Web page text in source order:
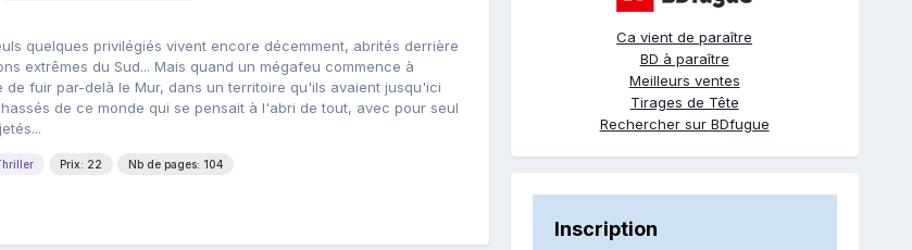
quelques privilégiés vivent encore décemment, abrités derrière
extrêmes du Sud... Mais quand un mégafeu commence à
fuir par-delà le Mur, dans un territoire qu'ils avaient jusqu'ici
de ce monde qui se pensait à l'abri de tout, avec pour seul
Prix: 22 Nb de pages: 104
Ca vient de paraître
BD à paraître
Meilleurs ventes
Tirages de Tête
Rechercher sur BDfugue
Inscription